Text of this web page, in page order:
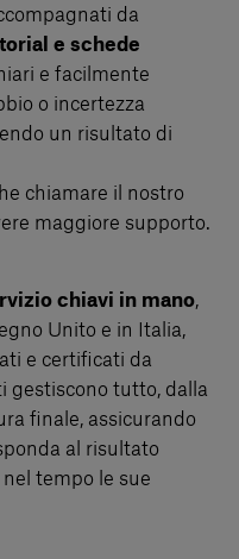
da
e schede
e facilmente
o incertezza
un risultato di
chiamare il nostro
maggiore supporto.
chiavi in mano,
Unito e in Italia,
e certificati da
gestiscono tutto, dalla
finale, assicurando
al risultato
tempo le sue